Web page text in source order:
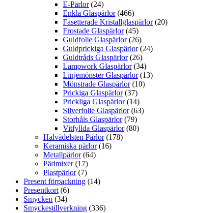
E-Pärlor (24)
Enkla Glaspärlor (466)
Fasetterade Kristallglaspärlor (20)
Frostade Glaspärlor (45)
Guldfolie Glaspärlor (26)
Guldprickiga Glaspärlor (24)
Guldtråds Glaspärlor (26)
Lampwork Glaspärlor (34)
Linjemönster Glaspärlor (13)
Mönstrade Glaspärlor (10)
Prickiga Glaspärlor (37)
Prickliga Glaspärlor (14)
Silverfolie Glaspärlor (63)
Storhåls Glaspärlor (79)
Vitfyllda Glaspärlor (80)
Halvädelsten Pärlor (178)
Keramiska pärlor (16)
Metallpärlor (64)
Pärlmixer (17)
Plastpärlor (7)
Present förpackning (14)
Presentkort (6)
Smycken (34)
Smyckestillverkning (336)